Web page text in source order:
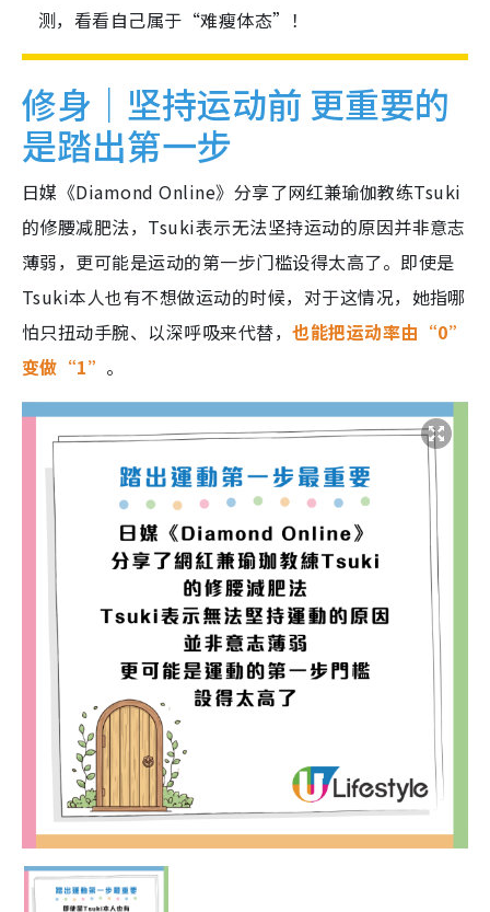
测，看看自己属于“难瘦体态”！
修身｜坚持运动前 更重要的
是踏出第一步
日媒《Diamond Online》分享了网红兼瑜伽教练Tsuki
的修腰减肥法，Tsuki表示无法坚持运动的原因并非意志
薄弱，更可能是运动的第一步门槛设得太高了。即使是
Tsuki本人也有不想做运动的时候，对于这情况，她指哪
怕只扭动手腕、以深呼吸来代替，也能把运动率由“0”
变做“1” 。